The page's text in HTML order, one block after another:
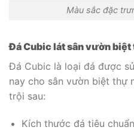
Màu sắc đặc
Đá Cubic lát sân vườn biệt
Đá Cubic là loại đá được
nay cho sân vườn biệt thự
trội sau:
Kích thước đá tiêu